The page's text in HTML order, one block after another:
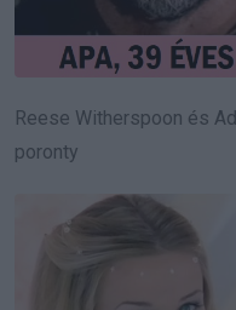
Reese Witherspoon és
poronty